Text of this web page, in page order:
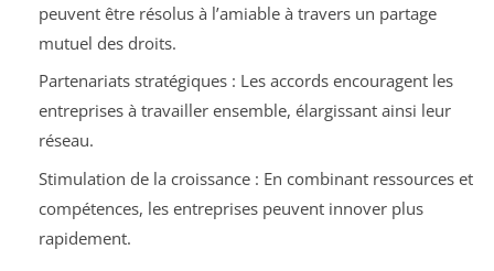
peuvent être résolus à l’amiable à travers un partage
mutuel des droits.
Partenariats stratégiques : Les accords encouragent les
entreprises à travailler ensemble, élargissant ainsi leur
réseau.
Stimulation de la croissance : En combinant ressources et
compétences, les entreprises peuvent innover plus
rapidement.